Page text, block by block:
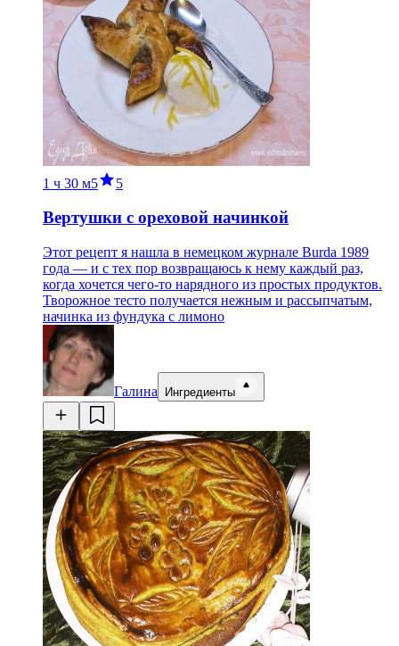
1 ч 30 м5 5
Вертушки с ореховой начинкой
Этот рецепт я нашла в немецком журнале Burda 1989
года — и с тех пор возвращаюсь к нему каждый раз,
когда хочется чего-то нарядного из простых продуктов.
Творожное тесто получается нежным и рассыпчатым,
начинка из фундука с лимоно
Галина Ингредиенты